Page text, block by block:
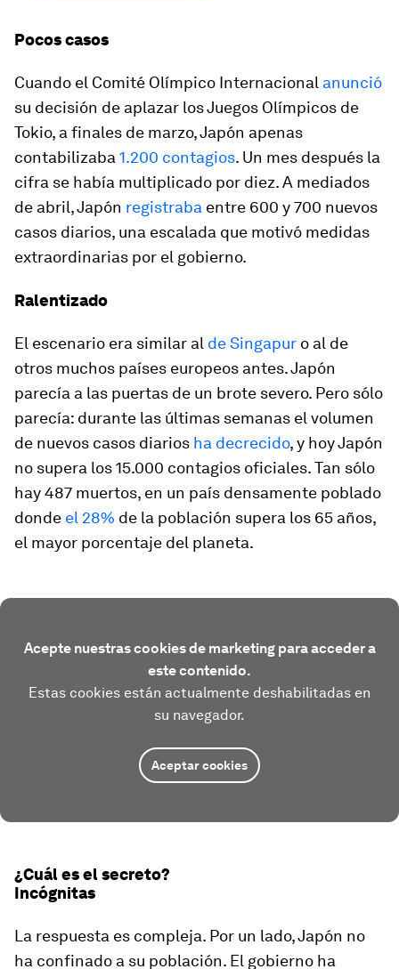
Pocos casos
Cuando el Comité Olímpico Internacional anunció
su decisión de aplazar los Juegos Olímpicos de
Tokio, a finales de marzo, Japón apenas
contabilizaba 1.200 contagios. Un mes después la
cifra se había multiplicado por diez. A mediados
de abril, Japón registraba entre 600 y 700 nuevos
casos diarios, una escalada que motivó medidas
extraordinarias por el gobierno.
Ralentizado
El escenario era similar al de Singapur o al de
otros muchos países europeos antes. Japón
parecía a las puertas de un brote severo. Pero sólo
parecía: durante las últimas semanas el volumen
de nuevos casos diarios ha decrecido, y hoy Japón
no supera los 15.000 contagios oficiales. Tan sólo
hay 487 muertos, en un país densamente poblado
donde el 28% de la población supera los 65 años,
el mayor porcentaje del planeta.
Acepte nuestras cookies de marketing para acceder a
este contenido.
Estas cookies están actualmente deshabilitadas en
su navegador.
Aceptar cookies
¿Cuál es el secreto?
Incógnitas
La respuesta es compleja. Por un lado, Japón no
ha confinado a su población. El gobierno ha